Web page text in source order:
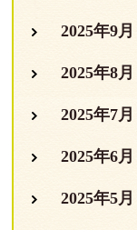
2025年9月
2025年8月
2025年7月
2025年6月
2025年5月